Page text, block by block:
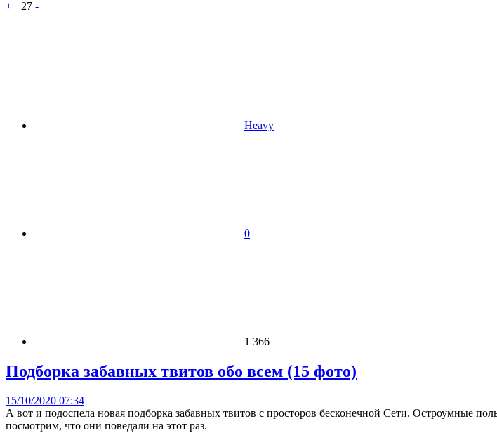
+ +27 -
Heavy
0
1 366
Подборка забавных твитов обо всем (15 фото)
15/10/2020 07:34
А вот и подоспела новая подборка забавных твитов с просторов бесконечной Сети. Остроумные
посмотрим, что они поведали на этот раз.